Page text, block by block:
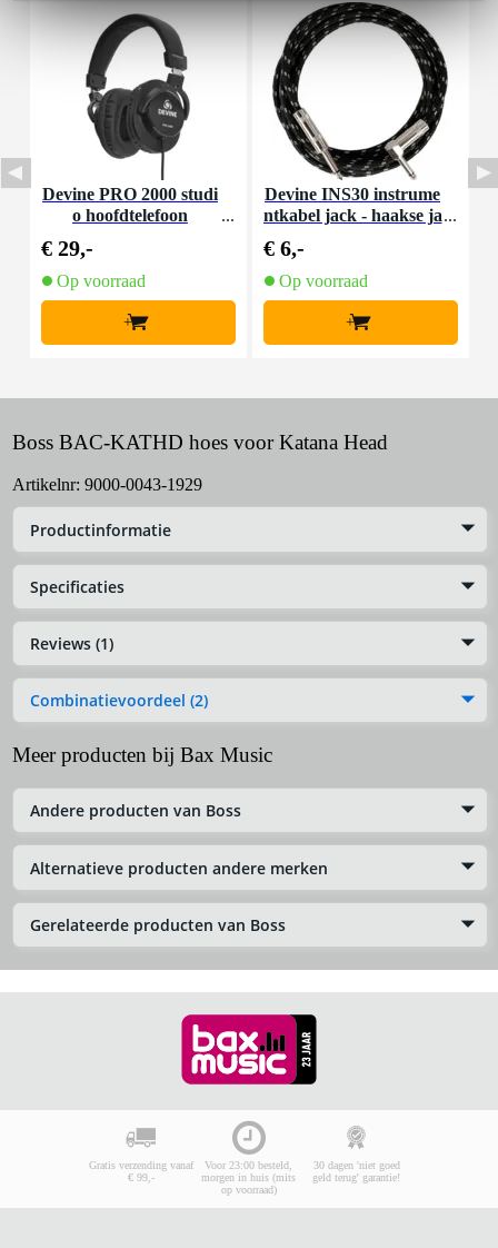
Devine PRO 2000 studi
o hoofdtelefoon
€ 29,-
Op voorraad
+
Devine INS30 instrume
ntkabel jack - haakse ja
€ 6,-
Op voorraad
+
Boss BAC-KATHD hoes voor Katana Head
Artikelnr: 9000-0043-1929
Productinformatie
Specificaties
Reviews (1)
Combinatievoordeel (2)
Meer producten bij Bax Music
Andere producten van Boss
Alternatieve producten andere merken
Gerelateerde producten van Boss
Gratis verzending vanaf
€ 99,-
Voor 23:00 besteld,
morgen in huis (mits
op voorraad)
30 dagen 'niet goed
geld terug' garantie!